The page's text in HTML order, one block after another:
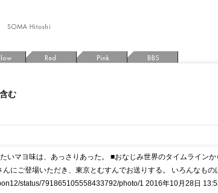
む
いマヨ味は、あっさりあった。 ■おなじみ世界のタイムライン
にご登場いただき、東京とむすんでお送りする。 いろんなもの
status/791865105558433792/photo/1 2016年10月28日